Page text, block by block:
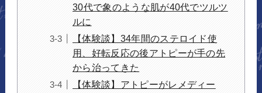
30代で象のような肌が40代でツルツ
ルに
【体験談】34年間のステロイド使
用、好転反応の後アトピーが手の先
から治ってきた
【体験談】アトピーがレメディー